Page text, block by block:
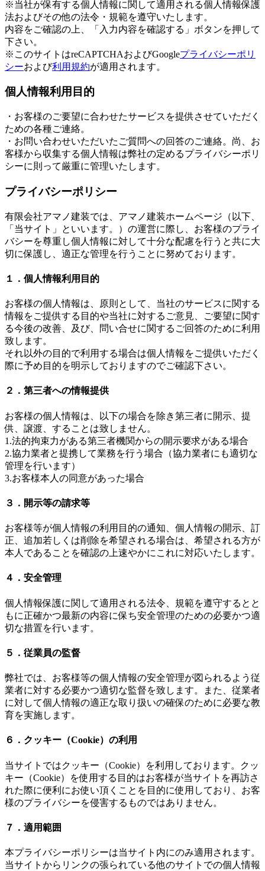
※当社が保有する個人情報に関して適用される個人情報保護
法およびその他の法令・規範を遵守いたします。
内容をご確認の上、「入力内容を確認する」ボタンを押して
下さい。
※このサイトはreCAPTCHAおよびGoogleプライバシーポリ
シーおよび利用規約が適用されます。
個人情報利用目的
・お客様のご要望に合わせたサービスを提供させていただく
ための各種ご連絡。
・お問い合わせいただいたご質問への回答のご連絡。尚、お
客様から収集する個人情報は弊社の定めるプライバシーポリ
シーに則って厳重に管理いたします。
プライバシーポリシー
有限会社アマノ建装では、アマノ建装ホームページ（以下、
「当サイト」といいます。）の運営に際し、お客様のプライ
バシーを尊重し個人情報に対して十分な配慮を行うと共に大
切に保護し、適正な管理を行うことに努めております。
１．個人情報利用目的
お客様の個人情報は、原則として、当社のサービスに関する
情報をご提供する目的や当社に対するご意見、ご要望に関す
る今後の改善、及び、問い合せに関するご回答のために利用
致します。
それ以外の目的で利用する場合は個人情報をご提供いただく
際に予め目的を明示しておりますのでご確認下さい。
２．第三者への情報提供
お客様の個人情報は、以下の場合を除き第三者に開示、提
供、譲渡、することは致しません。
1.法的拘束力がある第三者機関からの開示要求がある場合
2.協力業者と提携して業務を行う場合（協力業者にも適切な
管理を行います）
3.お客様本人の同意があった場合
３．開示等の請求等
お客様等が個人情報の利用目的の通知、個人情報の開示、訂
正、追加若しくは削除を希望される場合は、希望される方が
本人であることを確認の上速やかにこれに対応いたします。
４．安全管理
個人情報保護に関して適用される法令、規範を遵守するとと
もに正確かつ最新の内容に保ち安全管理のための必要かつ適
切な措置を行います。
５．従業員の監督
弊社では、お客様等の個人情報の安全管理が図られるよう従
業者に対する必要かつ適切な監督を致します。また、従業者
に対して個人情報の適正な取り扱いの確保のために必要な教
育を実施します。
６．クッキー（Cookie）の利用
当サイトではクッキー（Cookie）を利用しております。クッ
キー（Cookie）を使用する目的はお客様が当サイトを再訪さ
れた際に便利にお使い頂くことを目的に使用しており、お客
様のプライバシーを侵害するものではありません。
７．適用範囲
本プライバシーポリシーは当サイト内にのみ適用されます。
当サイトからリンクの張られている他のサイトでの個人情報